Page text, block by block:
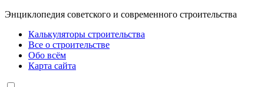
Энциклопедия советского и современного строительства
Калькуляторы строительства
Все о строительстве
Обо всём
Карта сайта